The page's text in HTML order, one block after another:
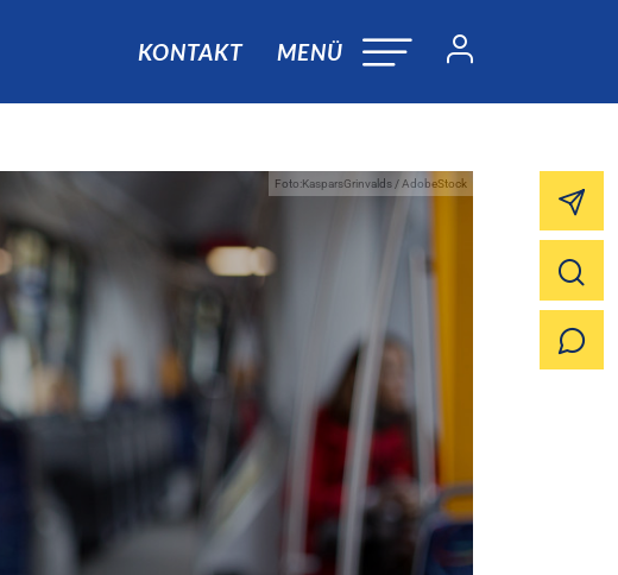
KONTAKT MENÜ
Foto:KasparsGrinvalds / AdobeStock